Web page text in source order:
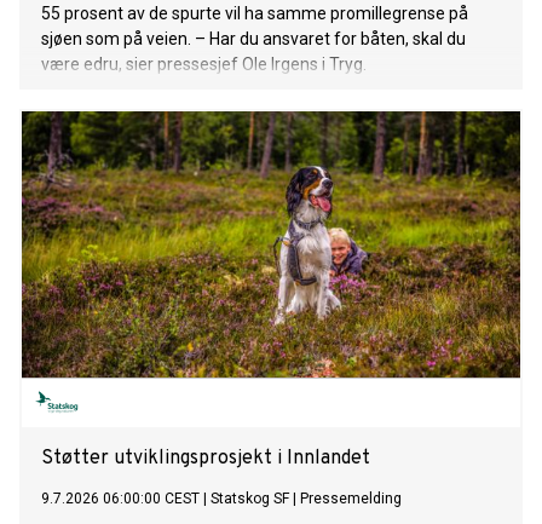
55 prosent av de spurte vil ha samme promillegrense på
sjøen som på veien. – Har du ansvaret for båten, skal du
være edru, sier pressesjef Ole Irgens i Tryg.
Støtter utviklingsprosjekt i Innlandet
9.7.2026 06:00:00 CEST Statskog SF| Pressemelding